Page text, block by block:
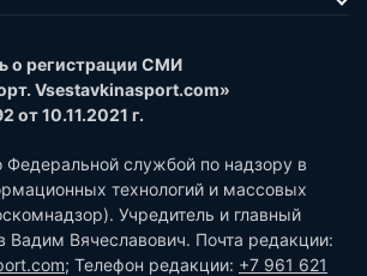
о регистрации СМИ
Vsestavkinasport.com»
от 10.11.2021 г.
Федеральной службой по надзору в
технологий и массовых
Учредитель и главный
Вадим Вячеславович. Почта редакции:
; Телефон редакции: +7 961 621